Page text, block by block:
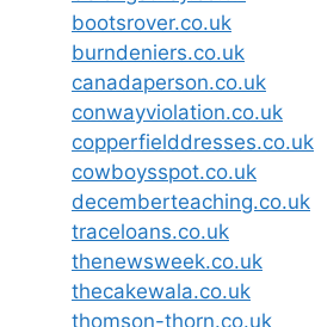
bootsrover.co.uk
burndeniers.co.uk
canadaperson.co.uk
conwayviolation.co.uk
copperfielddresses.co.uk
cowboysspot.co.uk
decemberteaching.co.uk
traceloans.co.uk
thenewsweek.co.uk
thecakewala.co.uk
thomson-thorn.co.uk